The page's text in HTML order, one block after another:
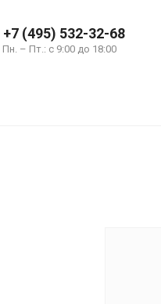
+7 (495) 532-32-68
Пн. – Пт.: с 9:00 до 18:00